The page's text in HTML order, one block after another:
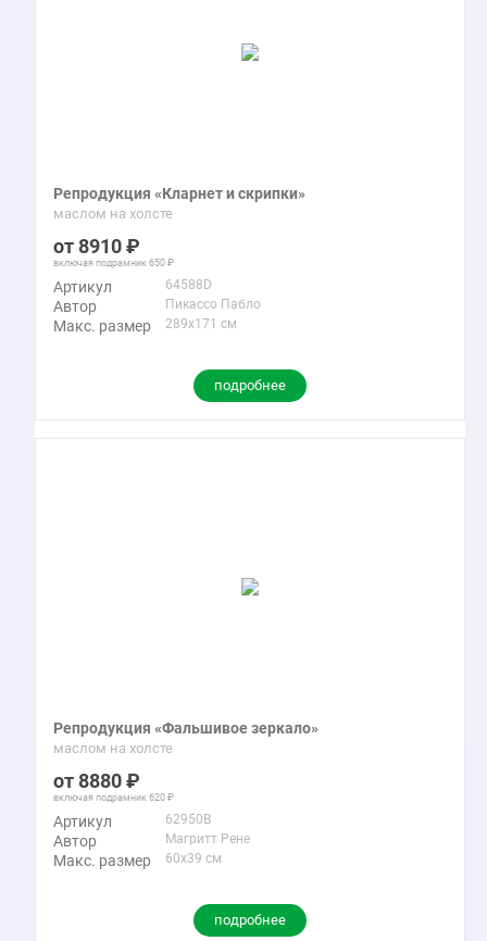
Репродукция «Кларнет и скрипки»
маслом на холсте
8910
включая подрамник 650
Артикул 64588D
Автор Пикассо Пабло
Макс. размер 289x171 см
подробнее
Репродукция «Фальшивое зеркало»
маслом на холсте
8880
включая подрамник 620
Артикул 62950B
Автор Магритт Рене
Макс. размер 60x39 см
подробнее